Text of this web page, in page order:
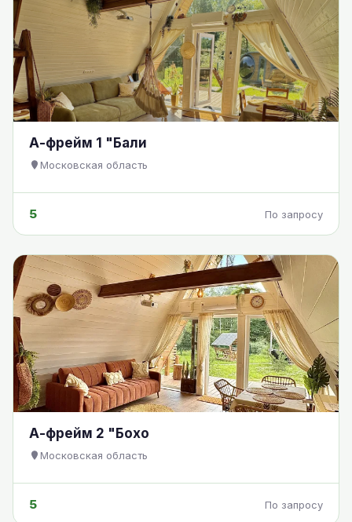
А-фрейм 1 "Бали
Московская область
5 По запросу
А-фрейм 2 "Бохо
Московская область
5 По запросу